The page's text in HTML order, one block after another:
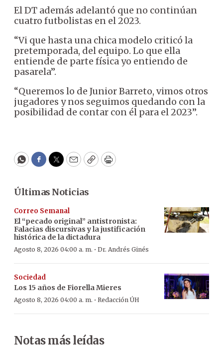
El DT además adelantó que no continúan
cuatro futbolistas en el 2023.
“Vi que hasta una chica modelo criticó la
pretemporada, del equipo. Lo que ella
entiende de parte física yo entiendo de
pasarela”.
“Queremos lo de Junior Barreto, vimos otros
jugadores y nos seguimos quedando con la
posibilidad de contar con él para el 2023”.
WhatsApp
Facebook
Twitter
EmailCopyPrint
Últimas Noticias
Correo Semanal
El “pecado original” antistronista:
Falacias discursivas y la justificación
histórica de la dictadura
Agosto 8, 2026 04:00 a. m. · Dr. Andrés Ginés
Sociedad
Los 15 años de Fiorella Mieres
Agosto 8, 2026 04:00 a. m. · Redacción ÚH
Notas más leídas